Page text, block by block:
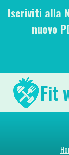
SaltaIscriviti alla
nuovo
Fit